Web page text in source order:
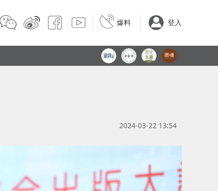
爆料 登入
2024-03-22 13:54